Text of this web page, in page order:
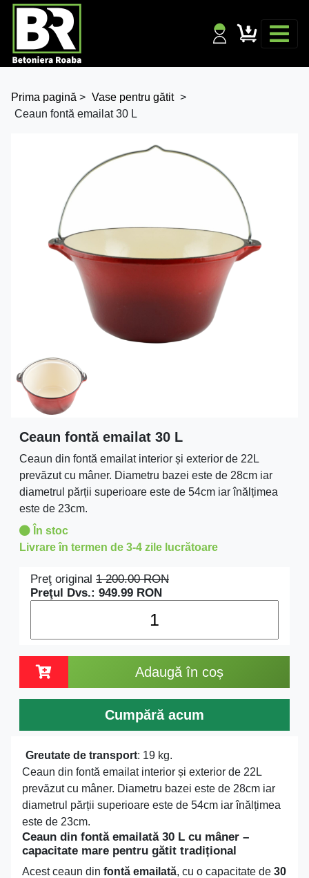
Prima pagină > Vase pentru gătit >
Ceaun fontă emailat 30 L
Ceaun fontă emailat 30 L
Ceaun din fontă emailat interior și exterior de 22L
prevăzut cu mâner. Diametru bazei este de 28cm iar
diametrul părții superioare este de 54cm iar înălțimea
este de 23cm.
În stoc
Livrare în termen de 3-4 zile lucrătoare
Preţ original 1 200.00RON
Preţul Dvs.: 949.99 RON
Adaugă în coș
Cumpără acum
Greutate de transport: 19 kg.
Ceaun din fontă emailat interior și exterior de 22L
prevăzut cu mâner. Diametru bazei este de 28cm iar
diametrul părții superioare este de 54cm iar înălțimea
este de 23cm.
Ceaun din fontă emailată 30 L cu mâner –
capacitate mare pentru gătit tradițional
Acest ceaun din fontă emailată, cu o capacitate de 30